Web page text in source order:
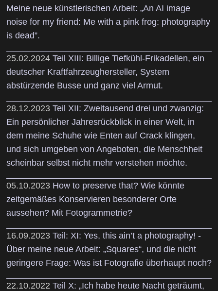
Meine neue künstlerischen Arbeit: „An AI image
noise for my friend: Me with a pink frog: photography
is dead”.
25.02.2024 Teil XIII: Billige Tiefkühl-Frikadellen, ein
deutscher Kraftfahrzeughersteller, System
abstürzende Busse und ganz viel Armut.
28.12.2023 Teil XII: Zweitausend drei und zwanzig:
Ein persönlicher Jahresrückblick in einer Welt, in
dem meine Schuhe wie Enten auf Crack klingen,
und sich umgeben von Angeboten, die Menschheit
scheinbar selbst nicht mehr verstehen möchte.
05.10.2023 How to preserve that? Wie könnte
zeitgemäßes Konservieren besonderer Orte
aussehen? Mit Fotogrammetrie?
16.09.2023 Teil: XI: Yes, this ain’t a photography! -
Über meine neue Arbeit: „Squares“, und die nicht
geringere Frage: Was ist Fotografie überhaupt noch?
22.10.2022 Teil X: „Ich habe heute Nacht geträumt,